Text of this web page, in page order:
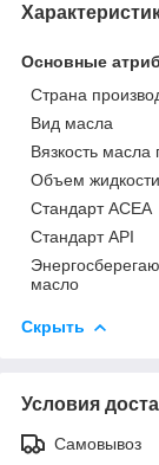
Основные
Страна
Вид масла
Вязкость масла
Объем жидкости
Стандарт ACEA
Стандарт API
масло
Скрыть
Условия
Самовывоз